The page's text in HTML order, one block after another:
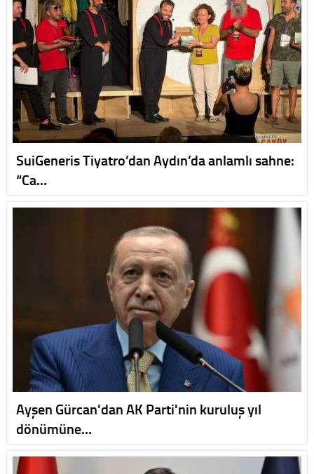
SuiGeneris Tiyatro’dan Aydın’da anlamlı sahne:
“Ca…
Ayşen Gürcan'dan AK Parti'nin kuruluş yıl
dönümüne…